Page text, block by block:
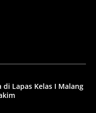
Lapas Kelas I Malang